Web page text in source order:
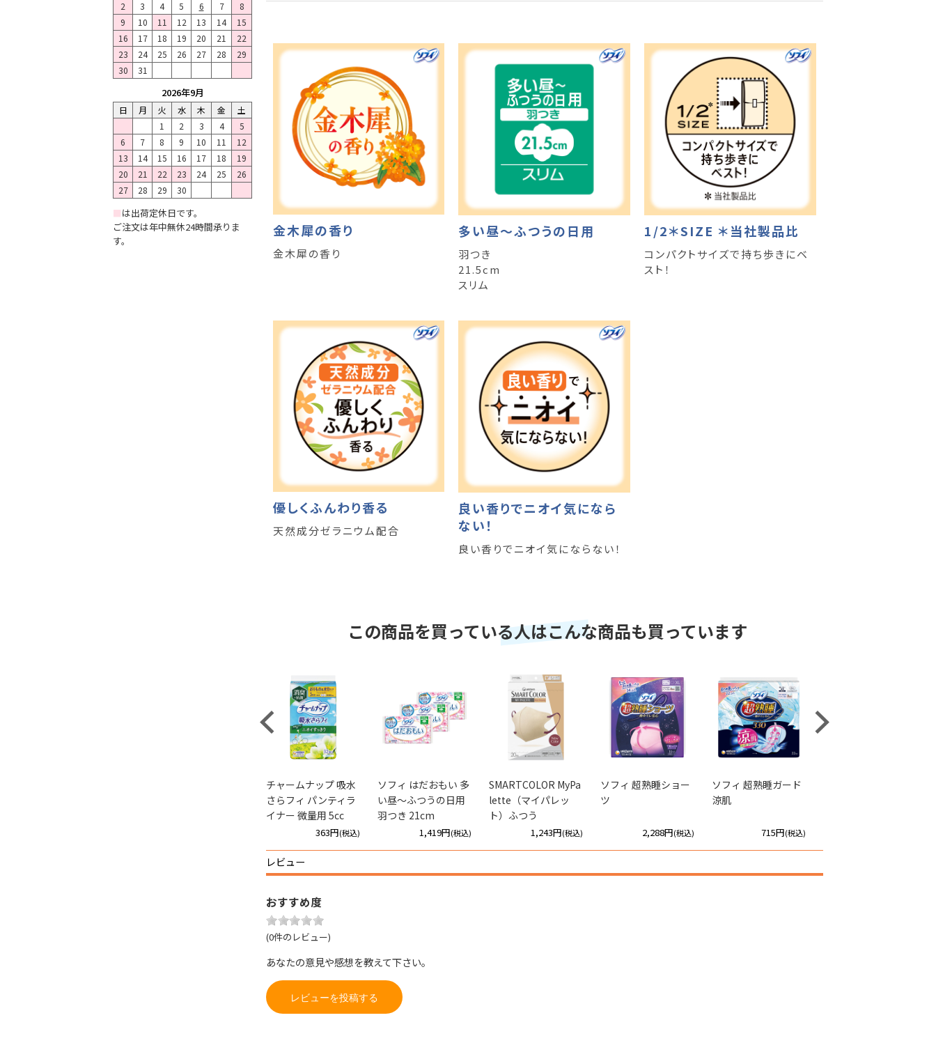
2
3 4 5 6 7
8
9
10 11 12 13 14
15
16
17 18 19 20 21
22
23
24 25 26 27 28
29
30
31
2026年9月
日 月 火 水 木 金
土
1
2 3 4
5
6
7 8 9 10 11
12
13
14 15 16 17 18
19
20
21 22 23 24 25
26
27
28 29 30
■は出荷定休日です。
ご注文は年中無休24時間承りま
す。
金木犀の香り
金木犀の香り
多い昼～ふつうの日用
羽つき
21.5cm
スリム
1/2＊SIZE ＊当社製品比
コンパクトサイズで持ち歩きにベ
スト！
優しくふんわり香る
天然成分ゼラニウム配合
良い香りでニオイ気になら
ない！
良い香りでニオイ気にならない！
この商品を買っている人はこんな商品も買っています
Previous
チャームナップ 吸水
さらフィ パンティラ
イナー 微量用 5cc
363円(税込)
ソフィ はだおもい 多
い昼～ふつうの日用
羽つき 21cm
1,419円(税込)
SMARTCOLOR MyPa
lette（マイパレッ
ト）ふつう
1,243円(税込)
ソフィ 超熟睡ショー
ツ
2,288円(税込)
ソフィ 超熟睡ガード
涼肌
715円(税込)
Next
レビュー
おすすめ度
(0件のレビュー)
あなたの意見や感想を教えて下さい。
レビューを投稿する